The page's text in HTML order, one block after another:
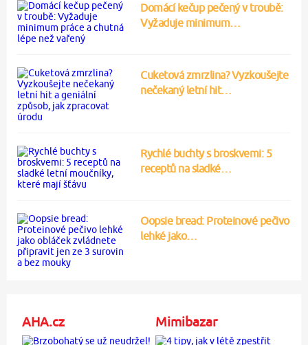
Domácí kečup pečený v troubě:
Vyžaduje minimum…
Cuketová zmrzlina? Vyzkoušejte
nečekaný letní hit…
Rychlé buchty s broskvemi: 5
receptů na sladké…
Oopsie bread: Proteinové pečivo
lehké jako…
AHA.cz Mimibazar